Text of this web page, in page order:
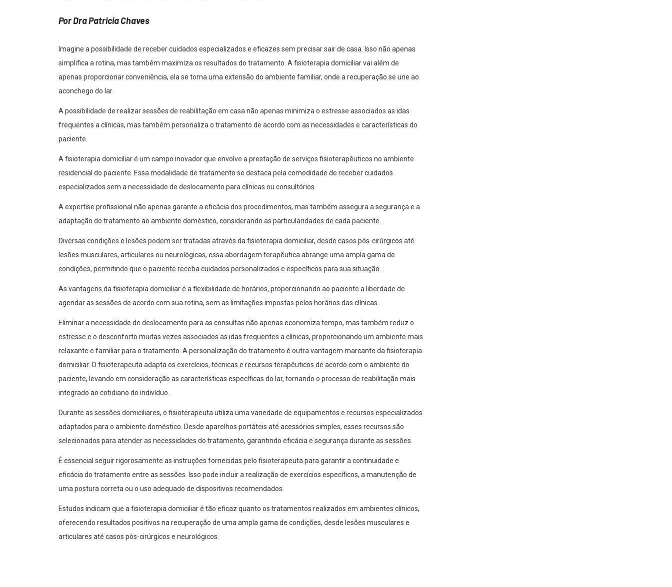
Por Dra Patricia Chaves
Imagine a possibilidade de receber cuidados especializados e eficazes sem precisar sair de casa. Isso não apenas
simplifica a rotina, mas também maximiza os resultados do tratamento. A fisioterapia domiciliar vai além de
apenas proporcionar conveniência, ela se torna uma extensão do ambiente familiar, onde a recuperação se une ao
aconchego do lar.
A possibilidade de realizar sessões de reabilitação em casa não apenas minimiza o estresse associados as idas
frequentes a clínicas, mas também personaliza o tratamento de acordo com as necessidades e características do
paciente.
A fisioterapia domiciliar é um campo inovador que envolve a prestação de serviços fisioterapêuticos no ambiente
residencial do paciente. Essa modalidade de tratamento se destaca pela comodidade de receber cuidados
especializados sem a necessidade de deslocamento para clínicas ou consultórios.
A expertise profissional não apenas garante a eficácia dos procedimentos, mas também assegura a segurança e a
adaptação do tratamento ao ambiente doméstico, considerando as particularidades de cada paciente.
Diversas condições e lesões podem ser tratadas através da fisioterapia domiciliar, desde casos pós-cirúrgicos até
lesões musculares, articulares ou neurológicas, essa abordagem terapêutica abrange uma ampla gama de
condições, permitindo que o paciente receba cuidados personalizados e específicos para sua situação.
As vantagens da fisioterapia domiciliar é a flexibilidade de horários, proporcionando ao paciente a liberdade de
agendar as sessões de acordo com sua rotina, sem as limitações impostas pelos horários das clínicas.
Eliminar a necessidade de deslocamento para as consultas não apenas economiza tempo, mas também reduz o
estresse e o desconforto muitas vezes associados as idas frequentes a clínicas, proporcionando um ambiente mais
relaxante e familiar para o tratamento. A personalização do tratamento é outra vantagem marcante da fisioterapia
domiciliar. O fisioterapeuta adapta os exercícios, técnicas e recursos terapêuticos de acordo com o ambiente do
paciente, levando em consideração as características específicas do lar, tornando o processo de reabilitação mais
integrado ao cotidiano do indivíduo.
Durante as sessões domiciliares, o fisioterapeuta utiliza uma variedade de equipamentos e recursos especializados
adaptados para o ambiente doméstico. Desde aparelhos portáteis até acessórios simples, esses recursos são
selecionados para atender as necessidades do tratamento, garantindo eficácia e segurança durante as sessões.
É essencial seguir rigorosamente as instruções fornecidas pelo fisioterapeuta para garantir a continuidade e
eficácia do tratamento entre as sessões. Isso pode incluir a realização de exercícios específicos, a manutenção de
uma postura correta ou o uso adequado de dispositivos recomendados.
Estudos indicam que a fisioterapia domiciliar é tão eficaz quanto os tratamentos realizados em ambientes clínicos,
oferecendo resultados positivos na recuperação de uma ampla gama de condições, desde lesões musculares e
articulares até casos pós-cirúrgicos e neurológicos.